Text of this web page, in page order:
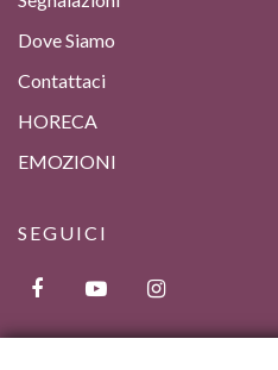
Dove Siamo
Contattaci
HORECA
EMOZIONI
SEGUICI